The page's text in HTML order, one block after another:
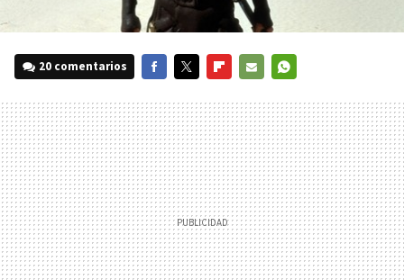
20 comentarios
MAIL